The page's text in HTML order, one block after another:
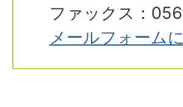
ファックス：
メールフォーム